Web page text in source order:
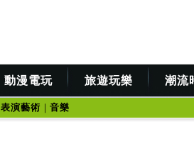
動漫電玩 旅遊玩樂 潮流
表演藝術 ｜ 音樂